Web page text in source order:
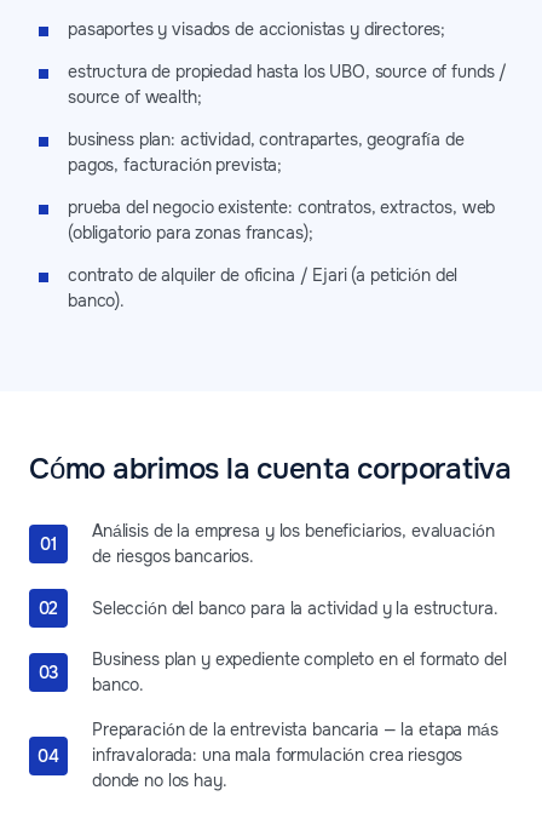
pasaportes y visados de accionistas y directores;
estructura de propiedad hasta los UBO, source of funds /
source of wealth;
business plan: actividad, contrapartes, geografía de
pagos, facturación prevista;
prueba del negocio existente: contratos, extractos, web
(obligatorio para zonas francas);
contrato de alquiler de oficina / Ejari (a petición del
banco).
Cómo abrimos la cuenta corporativa
Análisis de la empresa y los beneficiarios, evaluación
de riesgos bancarios.
Selección del banco para la actividad y la estructura.
Business plan y expediente completo en el formato del
banco.
Preparación de la entrevista bancaria — la etapa más
infravalorada: una mala formulación crea riesgos
donde no los hay.